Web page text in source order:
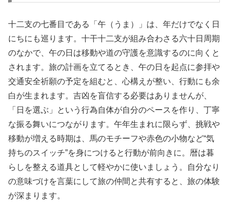
十二支の七番目である「午（うま）」は、年だけでなく日
にちにも巡ります。十干十二支が組み合わさる六十日周期
のなかで、午の日は移動や道の守護を意識するのに向くと
されます。旅の計画を立てるとき、午の日を起点に参拝や
交通安全祈願の予定を組むと、心構えが整い、行動にも余
白が生まれます。吉凶を盲信する必要はありませんが、
「日を選ぶ」という行為自体が自分のペースを作り、丁寧
な振る舞いにつながります。午年生まれに限らず、挑戦や
移動が増える時期は、馬のモチーフや赤色の小物など“気
持ちのスイッチ”を身につけると行動が前向きに。暦は暮
らしを整える道具として軽やかに使いましょう。自分なり
の意味づけを言葉にして旅の仲間と共有すると、旅の体験
が深まります。